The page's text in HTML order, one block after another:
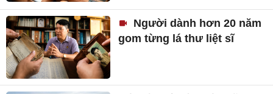
Người dành hơn 20 năm
gom từng lá thư liệt sĩ